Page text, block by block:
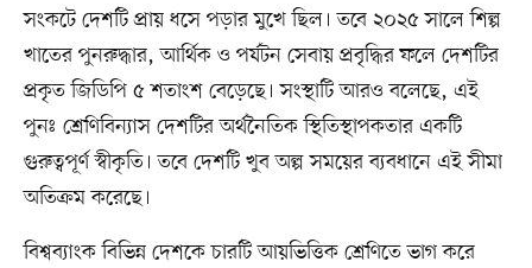
সংকটে দেশটি প্রায় ধসে পড়ার মুখে ছিল। তবে ২০২৫ সালে শিল্প
খাতের পুনরুদ্ধার, আর্থিক ও পর্যটন সেবায় প্রবৃদ্ধির ফলে দেশটির
প্রকৃত জিডিপি ৫ শতাংশ বেড়েছে। সংস্থাটি আরও বলেছে, এই
পুনঃ শ্রেণিবিন্যাস দেশটির অর্থনৈতিক স্থিতিস্থাপকতার একটি
গুরুত্বপূর্ণ স্বীকৃতি। তবে দেশটি খুব অল্প সময়ের ব্যবধানে এই সীমা
অতিক্রম করেছে।
বিশ্বব্যাংক বিভিন্ন দেশকে চারটি আয়ভিত্তিক শ্রেণিতে ভাগ করে